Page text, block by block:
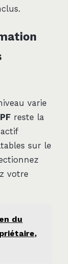
varie
reste la
sur le
votre
du